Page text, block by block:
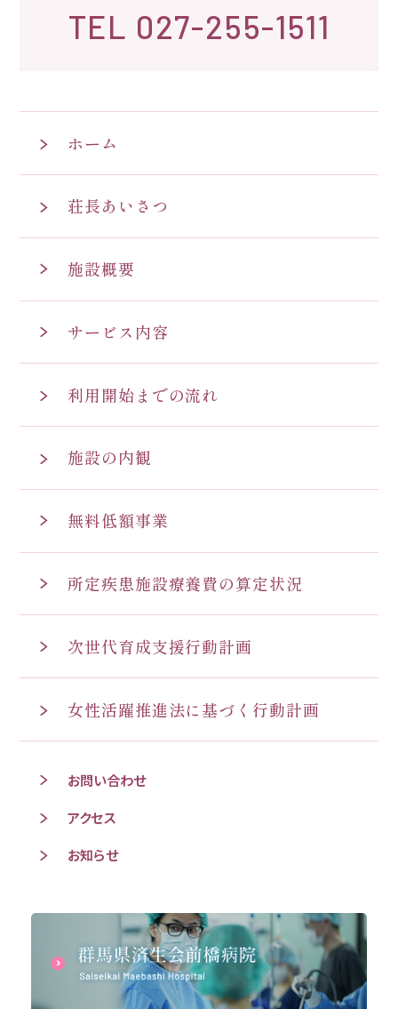
TEL 027-255-1511
ホーム
荘長あいさつ
施設概要
サービス内容
利用開始までの流れ
施設の内観
無料低額事業
所定疾患施設療養費の算定状況
次世代育成支援行動計画
女性活躍推進法に基づく行動計画
お問い合わせ
アクセス
お知らせ